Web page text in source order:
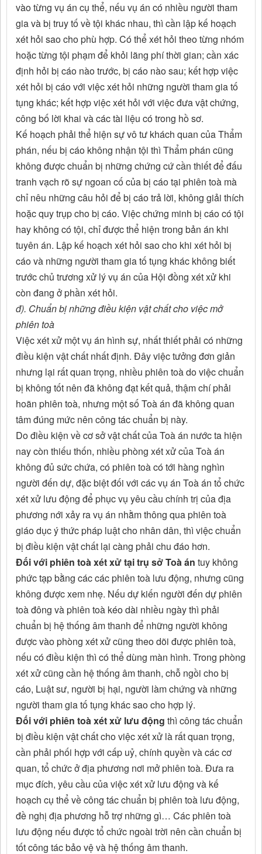
vào từng vụ án cụ thể, nếu vụ án có nhiều người tham
gia và bị truy tố về tội khác nhau, thì cần lập kế hoạch
xét hỏi sao cho phù hợp. Có thể xét hỏi theo từng nhóm
hoặc từng tội phạm để khỏi lãng phí thời gian; cần xác
định hỏi bị cáo nào trước, bị cáo nào sau; kết hợp việc
xét hỏi bị cáo với việc xét hỏi những người tham gia tố
tụng khác; kết hợp việc xét hỏi với việc đưa vật chứng,
công bố lời khai và các tài liệu có trong hồ sơ.
Kế hoạch phải thể hiện sự vô tư khách quan của Thẩm
phán, nếu bị cáo không nhận tội thì Thẩm phán cũng
không được chuẩn bị những chứng cứ cần thiết để đấu
tranh vạch rõ sự ngoan cố của bị cáo tại phiên toà mà
chỉ nêu những câu hỏi để bị cáo trả lời, không giải thích
hoặc quy trụp cho bị cáo. Việc chứng minh bị cáo có tội
hay không có tội, chỉ được thể hiện trong bản án khi
tuyên án. Lập kế hoạch xét hỏi sao cho khi xét hỏi bị
cáo và những người tham gia tố tụng khác không biết
trước chủ trương xử lý vụ án của Hội đồng xét xử khi
còn đang ở phần xét hỏi.
đ). Chuẩn bị những điều kiện vật chất cho việc mở
phiên toà
Việc xét xử một vụ án hình sự, nhất thiết phải có những
điều kiện vật chất nhất định. Đây việc tưởng đơn giản
nhưng lại rất quan trọng, nhiều phiên toà do việc chuẩn
bị không tốt nên đã không đạt kết quả, thậm chí phải
hoãn phiên toà, nhưng một số Toà án đã không quan
tâm đúng mức nên công tác chuẩn bị này.
Do điều kiện về cơ sở vật chất của Toà án nước ta hiện
nay còn thiếu thốn, nhiều phòng xét xử của Toà án
không đủ sức chứa, có phiên toà có tới hàng nghìn
người đến dự, đặc biệt đối với các vụ án Toà án tổ chức
xét xử lưu động để phục vụ yêu cầu chính trị của địa
phương nới xảy ra vụ án nhằm thông qua phiên toà
giáo dục ý thức pháp luật cho nhân dân, thì việc chuẩn
bị điều kiện vật chất lại càng phải chu đáo hơn.
Đối với phiên toà xét xử tại trụ sở Toà án tuy không
phức tạp bằng các các phiên toà lưu động, nhưng cũng
không được xem nhẹ. Nếu dự kiến người đến dự phiên
toà đông và phiên toà kéo dài nhiều ngày thì phải
chuẩn bị hệ thống âm thanh để những người không
được vào phòng xét xử cũng theo dõi được phiên toà,
nếu có điều kiện thì có thể dùng màn hình. Trong phòng
xét xử cũng cần hệ thống âm thanh, chỗ ngồi cho bị
cáo, Luật sư, người bị hại, người làm chứng và những
người tham gia tố tụng khác sao cho hợp lý.
Đối với phiên toà xét xử lưu động thì công tác chuẩn
bị điều kiện vật chất cho việc xét xử là rất quan trọng,
cần phải phối hợp với cấp uỷ, chính quyền và các cơ
quan, tổ chức ở địa phương nơi mở phiên toà. Đưa ra
mục đích, yêu cầu của việc xét xử lưu động và kế
hoạch cụ thể về công tác chuẩn bị phiên toà lưu động,
đề nghị địa phương hỗ trợ những gì… Các phiên toà
lưu động nếu được tổ chức ngoài trời nên cần chuẩn bị
tốt công tác bảo vệ và hệ thống âm thanh.